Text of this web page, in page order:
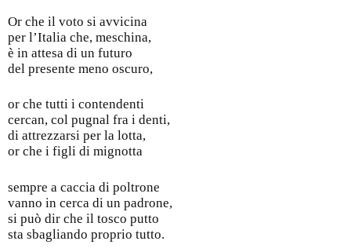
Or che il voto si avvicina
per l’Italia che, meschina,
è in attesa di un futuro
del presente meno oscuro,
or che tutti i contendenti
cercan, col pugnal fra i denti,
di attrezzarsi per la lotta,
or che i figli di mignotta
sempre a caccia di poltrone
vanno in cerca di un padrone,
si può dir che il tosco putto
sta sbagliando proprio tutto.